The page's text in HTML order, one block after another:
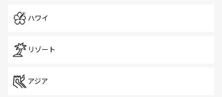
ハワイ
リゾート
アジア